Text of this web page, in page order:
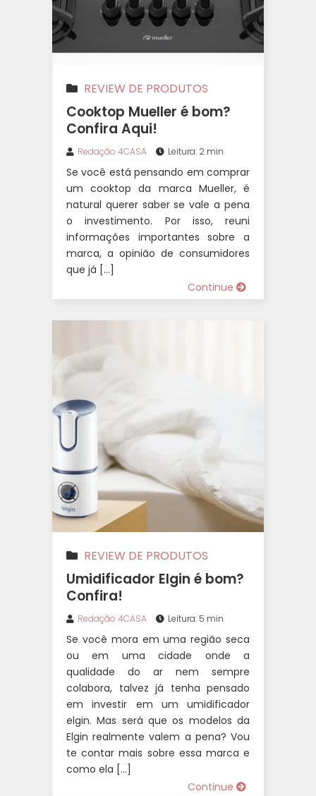
REVIEW DE PRODUTOS
Cooktop Mueller é bom?
Confira Aqui!
Redação 4CASA Leitura: 2 min
Se você está pensando em comprar
um cooktop da marca Mueller, é
natural querer saber se vale a pena
o investimento. Por isso, reuni
informações importantes sobre a
marca, a opinião de consumidores
que já […]
Continue
REVIEW DE PRODUTOS
Umidificador Elgin é bom?
Confira!
Redação 4CASA Leitura: 5 min
Se você mora em uma região seca
ou em uma cidade onde a
qualidade do ar nem sempre
colabora, talvez já tenha pensado
em investir em um umidificador
elgin. Mas será que os modelos da
Elgin realmente valem a pena? Vou
te contar mais sobre essa marca e
como ela […]
Continue